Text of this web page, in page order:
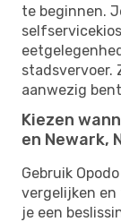
te beginnen.
stadsvervoer.
aanwezig
Kiezen
en Newark,
Gebruik
vergelijken en
je een